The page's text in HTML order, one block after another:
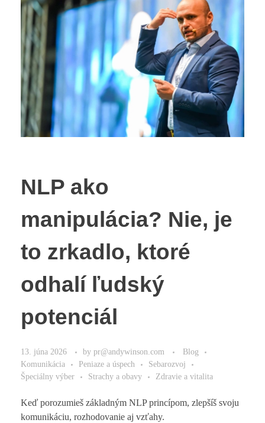
NLP ako
manipulácia? Nie, je
to zrkadlo, ktoré
odhalí ľudský
potenciál
13. júna 2026 by pr@andywinson.com
Blog
Komunikácia
Peniaze a úspech
Sebarozvoj
Špeciálny výber
Strachy a obavy Zdravie a vitalita
Keď porozumieš základným NLP princípom, zlepšíš svoju
komunikáciu, rozhodovanie aj vzťahy.